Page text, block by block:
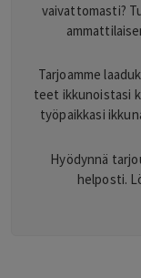
vaivattomasti?
Tarjoamme
teet ikkunoistasi
työpaikkasi
Hyödynnä
helposti.